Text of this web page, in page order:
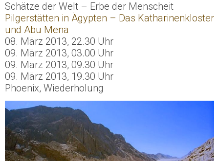
Schätze der Welt – Erbe der Menscheit
Pilgerstätten in Ägypten – Das Katharinenkloster
und Abu Mena
08. März 2013, 22.30 Uhr
09. März 2013, 03.00 Uhr
09. März 2013, 09.30 Uhr
09. März 2013, 19.30 Uhr
Phoenix, Wiederholung